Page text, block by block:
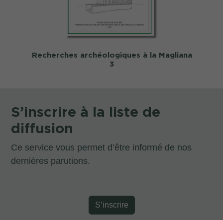
Recherches archéologiques à la Magliana
3
S’inscrire à la liste de
diffusion
Ce service vous permet d’être informé de nos
dernières parutions.
S’inscrire